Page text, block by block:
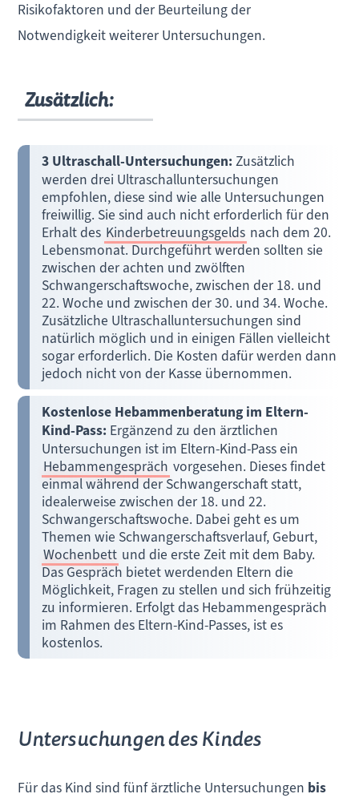
Risikofaktoren und der Beurteilung der
Notwendigkeit weiterer Untersuchungen.
Zusätzlich:
3 Ultraschall-Untersuchungen: Zusätzlich
werden drei Ultraschalluntersuchungen
empfohlen, diese sind wie alle Untersuchungen
freiwillig. Sie sind auch nicht erforderlich für den
Erhalt des Kinderbetreuungsgelds nach dem 20.
Lebensmonat. Durchgeführt werden sollten sie
zwischen der achten und zwölften
Schwangerschaftswoche, zwischen der 18. und
22. Woche und zwischen der 30. und 34. Woche.
Zusätzliche Ultraschalluntersuchungen sind
natürlich möglich und in einigen Fällen vielleicht
sogar erforderlich. Die Kosten dafür werden dann
jedoch nicht von der Kasse übernommen.
Kostenlose Hebammenberatung im Eltern-
Kind-Pass: Ergänzend zu den ärztlichen
Untersuchungen ist im Eltern-Kind-Pass ein
Hebammengespräch vorgesehen. Dieses findet
einmal während der Schwangerschaft statt,
idealerweise zwischen der 18. und 22.
Schwangerschaftswoche. Dabei geht es um
Themen wie Schwangerschaftsverlauf, Geburt,
Wochenbett und die erste Zeit mit dem Baby.
Das Gespräch bietet werdenden Eltern die
Möglichkeit, Fragen zu stellen und sich frühzeitig
zu informieren. Erfolgt das Hebammengespräch
im Rahmen des Eltern-Kind-Passes, ist es
kostenlos.
Untersuchungen des Kindes
Für das Kind sind fünf ärztliche Untersuchungen bis